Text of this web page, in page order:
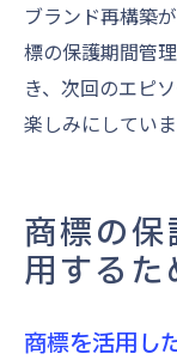
ブランド再構築
標の保護期間管
き、次回のエピ
楽しみにしていま
商標の
用するた
商標を活用し